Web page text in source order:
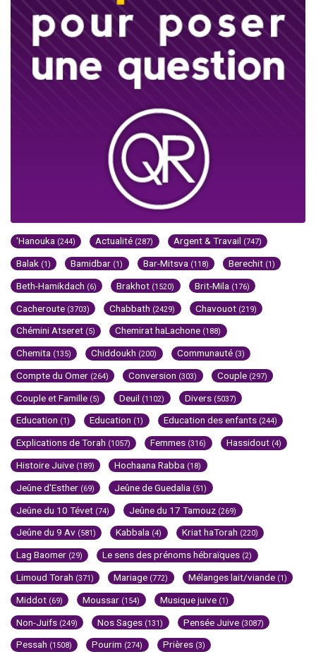
'Hanouka (244) Actualité (287) Argent & Travail (747)
Balak (1) Bamidbar (1) Bar-Mitsva (118) Berechit (1)
Beth-Hamikdach (6) Brakhot (1520) Brit-Mila (176)
Cacheroute (3703) Chabbath (2429) Chavouot (219)
Chémini Atseret (5) Chemirat haLachone (188)
Chemita (135) Chiddoukh (200) Communauté (3)
Compte du Omer (264) Conversion (303) Couple (297)
Couple et Famille (5) Deuil (1102) Divers (5037)
Education (1) Education (1) Education des enfants (244)
Explications de Torah (1057) Femmes (316) Hassidout (4)
Histoire Juive (189) Hochaana Rabba (18)
Jeûne d'Esther (69) Jeûne de Guedalia (51)
Jeûne du 10 Tévet (74) Jeûne du 17 Tamouz (269)
Jeûne du 9 Av (581) Kabbala (4) Kriat haTorah (220)
Lag Baomer (29) Le sens des prénoms hébraïques (2)
Limoud Torah (371) Mariage (772) Mélanges lait/viande (1)
Middot (69) Moussar (154) Musique juive (1)
Non-Juifs (249) Nos Sages (131) Pensée Juive (3087)
Pessah (1508) Pourim (274) Prières (3)